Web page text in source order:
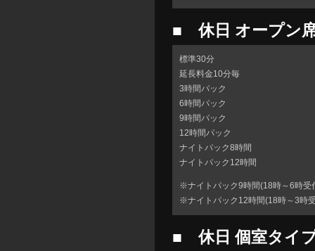
■ 休日 オープン
標準30分
延長料金10分毎
3時間パック
6時間パック
9時間パック
12時間パック
ナイトパック8時間
ナイトパック12時間
※ナイトパック9時間(18時～6時受
※ナイトパック12時間(18時～3時
■ 休日 個室タイ